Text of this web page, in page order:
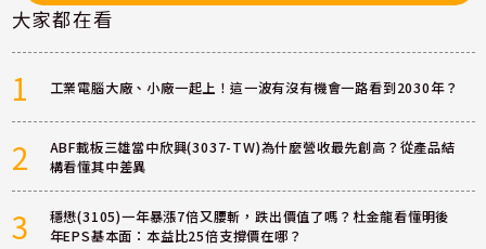
大家都在看
1 工業電腦大廠、小廠一起上！這一波有沒有機會一路看到2030年？
2
ABF載板三雄當中欣興(3037-TW)為什麼營收最先創高？從產品結
構看懂其中差異
3
穩懋(3105)一年暴漲7倍又腰斬，跌出價值了嗎？杜金龍看懂明後
年EPS基本面：本益比25倍支撐價在哪？